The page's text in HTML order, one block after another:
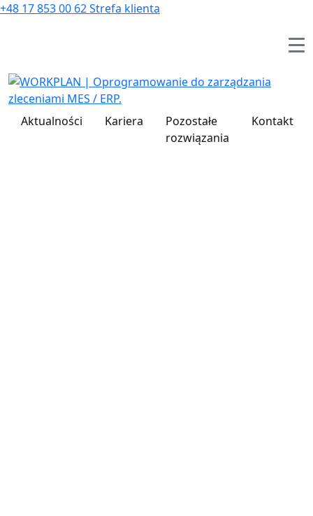
+48 17 853 00 62
Zapytaj o ofertę
Bezpłatne konsultacje WORKPLAN
Aktualności Kariera
Pozostałe
rozwiązania
Kontakt
+48 17 853 00 62Strefa klienta